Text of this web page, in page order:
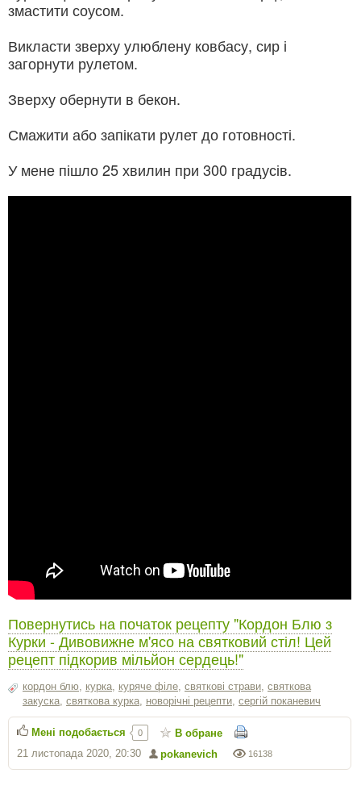
змастити соусом.
Викласти зверху улюблену ковбасу, сир і
загорнути рулетом.
Зверху обернути в бекон.
Смажити або запікати рулет до готовності.
У мене пішло 25 хвилин при 300 градусів.
Повернутись на початок рецепту "Кордон Блю з
Курки - Дивовижне м'ясо на святковий стіл! Цей
рецепт підкорив мільйон сердець!"
кордон блю курка куряче філе святкові страви святкова
закуска святкова курка новорічні рецепти сергiй поканевич
16138
pokanevich
21 листопада 2020, 20:30
Мені подобається 0 В обране